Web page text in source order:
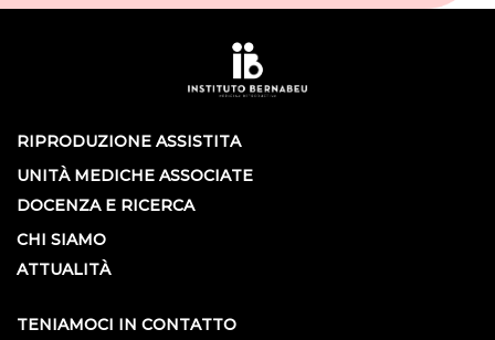
RIPRODUZIONE ASSISTITA
UNITÀ MEDICHE ASSOCIATE
DOCENZA E RICERCA
CHI SIAMO
ATTUALITÀ
TENIAMOCI IN CONTATTO